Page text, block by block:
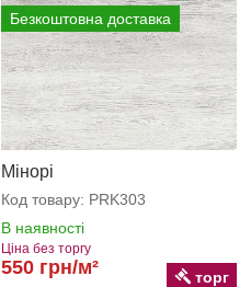
Безкоштовна доставка
Мінорі
Код товару: PRK303
В наявності
Ціна без торгу
550 грн/м² торг